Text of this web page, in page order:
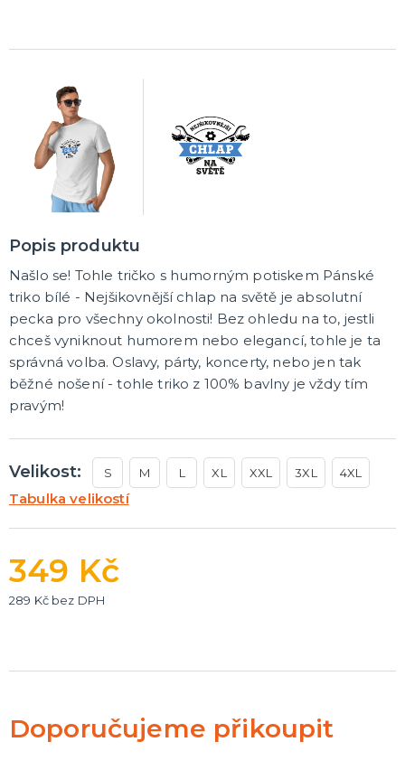
Popis produktu
Našlo se! Tohle tričko s humorným potiskem Pánské
triko bílé - Nejšikovnější chlap na světě je absolutní
pecka pro všechny okolnosti! Bez ohledu na to, jestli
chceš vyniknout humorem nebo elegancí, tohle je ta
správná volba. Oslavy, párty, koncerty, nebo jen tak
běžné nošení - tohle triko z 100% bavlny je vždy tím
pravým!
Velikost: S M L XL XXL 3XL 4XL
Tabulka velikostí
349 Kč
289 Kč bez DPH
Doporučujeme přikoupit